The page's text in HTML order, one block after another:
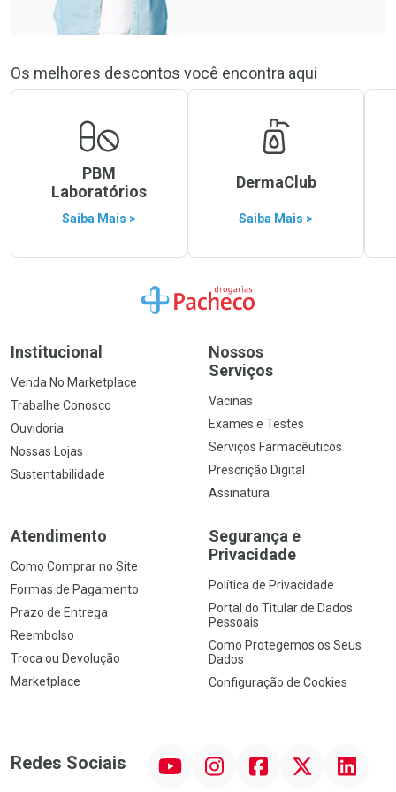
Os melhores descontos você encontra aqui
PBM
Laboratórios
Saiba Mais >
DermaClub
Saiba Mais >
Ir para a Home
Institucional
Venda No Marketplace
Trabalhe Conosco
Ouvidoria
Nossas Lojas
Sustentabilidade
Nossos
Serviços
Vacinas
Exames e Testes
Serviços Farmacêuticos
Prescrição Digital
Assinatura
Atendimento
Como Comprar no Site
Formas de Pagamento
Prazo de Entrega
Reembolso
Troca ou Devolução
Marketplace
Segurança e
Privacidade
Política de Privacidade
Portal do Titular de Dados
Pessoais
Como Protegemos os Seus
Dados
Configuração de Cookies
Redes Sociais InstagramFacebookTwitter Linkedin